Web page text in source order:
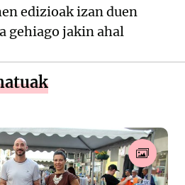
edizioak izan duen
gehiago jakin ahal